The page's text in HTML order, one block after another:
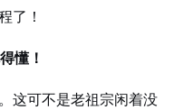
了！
懂！
这可不是老祖宗闲着没